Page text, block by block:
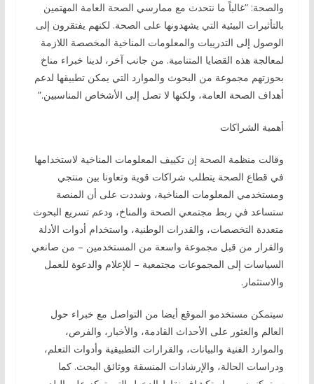
والصحة: “غالباً ما نتحدث مع ممارسي الصحة العامة المهتمين
بالتأثيرات البيئية التي يشهدونها على الصحة. لكنهم يفتقرون إلى
الوصول إلى التدريبات والمعلومات المناخية المخصصة اللازمة
لمعالجة هذه القضايا المتنامية. من جانب آخر، لدينا خبراء مناخ
بحوزتهم مجموعة من البحوث والموارد التي يمكن تطبيقها لدعم
أهداف الصحة العامة، ولكنها لا تصل إلى الأشخاص المناسبين.”
أهمية الشراكات
وقالت منظمة الصحة إن تكييف المعلومات المناخية لاستخدامها
في قطاع الصحة يتطلب شراكات قوية وتعاونا بين منتجي
ومستخدمي المعلومات المناخية، وشددت على أن المنصة
ستساعد في ربط مجتمعي الصحة والمناخ، ودعم تسريع البحوث
متعددة التخصصات، والقدرات الوطنية، واستخدام أدوات الأدلة
والقرار من قبل مجموعة واسعة من المستخدمين – من صانعي
السياسات إلى المجموعات مجتمعية – للإعلام والدعوة للعمل
والاستثمار.
سيتمكن مستخدمو الموقع أيضا من التواصل مع خبراء حول
العالم والعثور على الأحداث القادمة، والأخبار، والفرص،
والموارد الفنية والبيانات، والقرارات التطبيقية وأدوات التعلم،
ودراسات الحالة، والإرشادات المنسقة ووثائق البحث. كما